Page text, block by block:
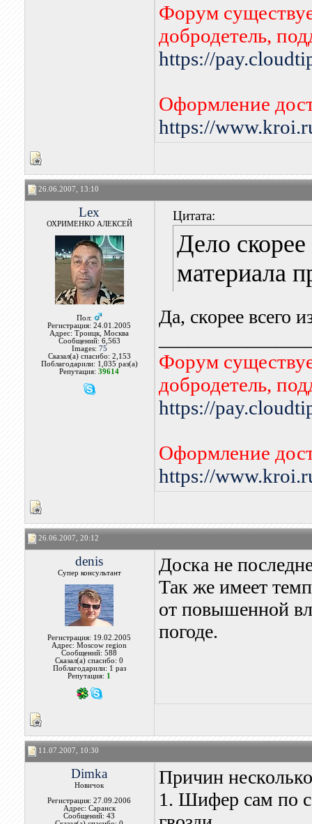
Форум
добродетель,
https://
Оформление
https://
26.06.2007, 13:10
Lex
ОХРИМЕНКО АЛЕКСЕЙ
Пол:
Регистрация: 24.01.2005
Адрес: Троицк, Москва
Сообщений: 6,563
Images: 75
Сказал(а) спасибо: 2,153
Поблагодарили: 1,035 раз(а)
Репутация:39614
Цитата:
Дело
материала
Да, скорее всего
Форум
добродетель,
https://
Оформление
https://
26.06.2007, 20:12
denis
Супер консультант
Регистрация: 19.02.2005
Адрес: Moscow region
Сообщений: 588
Сказал(а) спасибо: 0
Поблагодарили: 1 раз
Репутация: 1
Доска не
Так же имеет
от повышенной
погоде.
11.07.2007, 10:30
Dimka
Новичок
Регистрация: 27.09.2006
Адрес: Саранск
Сообщений: 43
Причин
1. Шифер сам по